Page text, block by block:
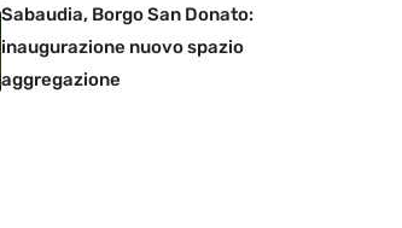
Sabaudia, Borgo San Donato:
inaugurazione nuovo spazio
aggregazione